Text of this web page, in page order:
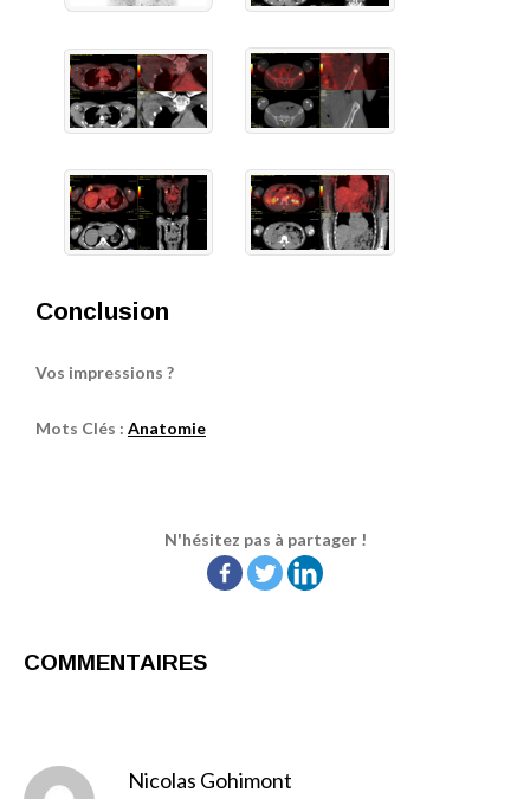
Conclusion
Vos impressions ?
Mots Clés : Anatomie
N'hésitez pas à partager !
COMMENTAIRES
Nicolas Gohimont